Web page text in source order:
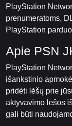
PlayStation
prenumeratoms,
PlayStation
Apie PSN
PlayStation
išankstinio
pridėti lėšų prie
aktyvavimo lėšos
gali būti